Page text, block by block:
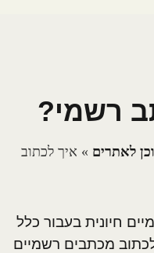
רשמי?
לאתרים » איך לכתוב
חיונית בעבור כלל
מכתבים רשמיים